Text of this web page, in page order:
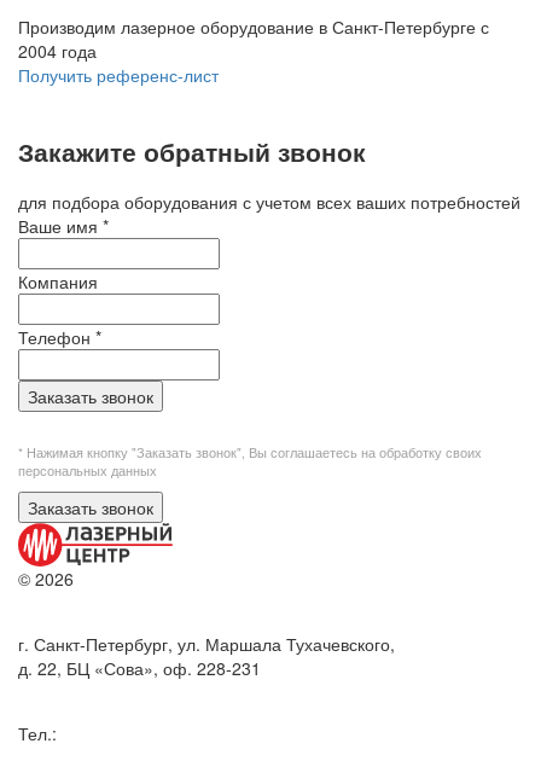
Производим лазерное оборудование в Санкт-Петербурге с
2004 года
Получить референс-лист
Закажите обратный звонок
для подбора оборудования с учетом всех ваших потребностей
Ваше имя *
Компания
Телефон *
Заказать звонок
* Нажимая кнопку "Заказать звонок", Вы соглашаетесь на обработку своих
персональных данных
Заказать звонок
© 2026
г. Санкт-Петербург, ул. Маршала Тухачевского,
д. 22, БЦ «Сова», оф. 228-231
Тел.: